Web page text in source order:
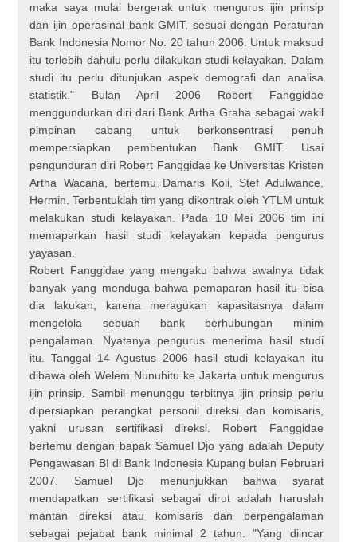
maka saya mulai bergerak untuk mengurus ijin prinsip
dan ijin operasinal bank GMIT, sesuai dengan Peraturan
Bank Indonesia Nomor No. 20 tahun 2006. Untuk maksud
itu terlebih dahulu perlu dilakukan studi kelayakan. Dalam
studi itu perlu ditunjukan aspek demografi dan analisa
statistik." Bulan April 2006 Robert Fanggidae
menggundurkan diri dari Bank Artha Graha sebagai wakil
pimpinan cabang untuk berkonsentrasi penuh
mempersiapkan pembentukan Bank GMIT. Usai
pengunduran diri Robert Fanggidae ke Universitas Kristen
Artha Wacana, bertemu Damaris Koli, Stef Adulwance,
Hermin. Terbentuklah tim yang dikontrak oleh YTLM untuk
melakukan studi kelayakan. Pada 10 Mei 2006 tim ini
memaparkan hasil studi kelayakan kepada pengurus
yayasan.
Robert Fanggidae yang mengaku bahwa awalnya tidak
banyak yang menduga bahwa pemaparan hasil itu bisa
dia lakukan, karena meragukan kapasitasnya dalam
mengelola sebuah bank berhubungan minim
pengalaman. Nyatanya pengurus menerima hasil studi
itu. Tanggal 14 Agustus 2006 hasil studi kelayakan itu
dibawa oleh Welem Nunuhitu ke Jakarta untuk mengurus
ijin prinsip. Sambil menunggu terbitnya ijin prinsip perlu
dipersiapkan perangkat personil direksi dan komisaris,
yakni urusan sertifikasi direksi. Robert Fanggidae
bertemu dengan bapak Samuel Djo yang adalah Deputy
Pengawasan BI di Bank Indonesia Kupang bulan Februari
2007. Samuel Djo menunjukkan bahwa syarat
mendapatkan sertifikasi sebagai dirut adalah haruslah
mantan direksi atau komisaris dan berpengalaman
sebagai pejabat bank minimal 2 tahun. "Yang diincar